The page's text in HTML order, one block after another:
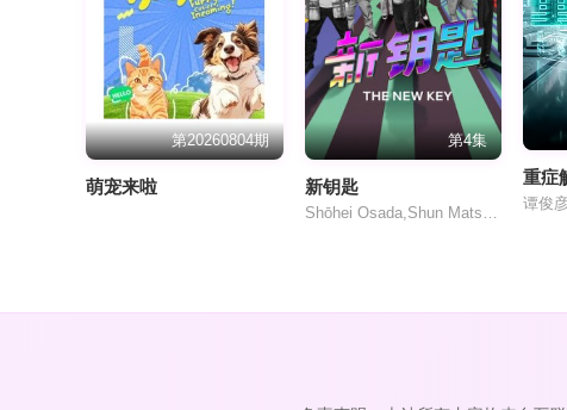
第20260804期
萌宠来啦
第4集
新钥匙
Shōhei Osada,Shun Matsuo,Soshina
重症